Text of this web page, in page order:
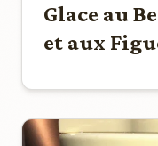
Glace au
et aux